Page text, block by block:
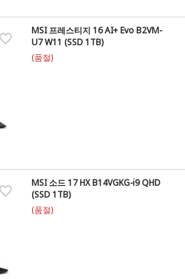
MSI 프레스티지 16 AI+ Evo B2VM-
U7 W11 (SSD 1TB)
(품절)
MSI 소드 17 HX B14VGKG-i9 QHD
(SSD 1TB)
(품절)